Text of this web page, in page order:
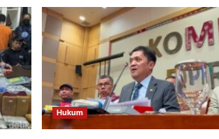
Hukum